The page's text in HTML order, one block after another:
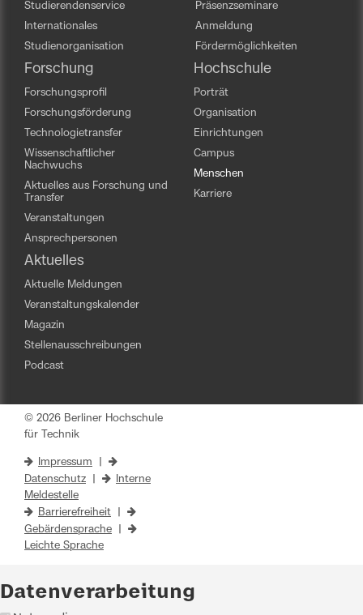
Studierendenservice
Internationales
Studienorganisation
Präsenzseminare
Anmeldung
Fördermöglichkeiten
Forschung
Forschungsprofil
Forschungsförderung
Technologietransfer
Wissenschaftlicher
Nachwuchs
Aktuelles aus Forschung und
Transfer
Veranstaltungen
Ansprechpersonen
Hochschule
Porträt
Organisation
Einrichtungen
Campus
Menschen
Karriere
Aktuelles
Aktuelle Meldungen
Veranstaltungskalender
Magazin
Stellenausschreibungen
Podcast
© 2026 Berliner Hochschule
für Technik
Impressum
Datenschutz
Interne
Meldestelle
Barrierefreiheit
Gebärdensprache
Leichte Sprache
Datenverarbeitung